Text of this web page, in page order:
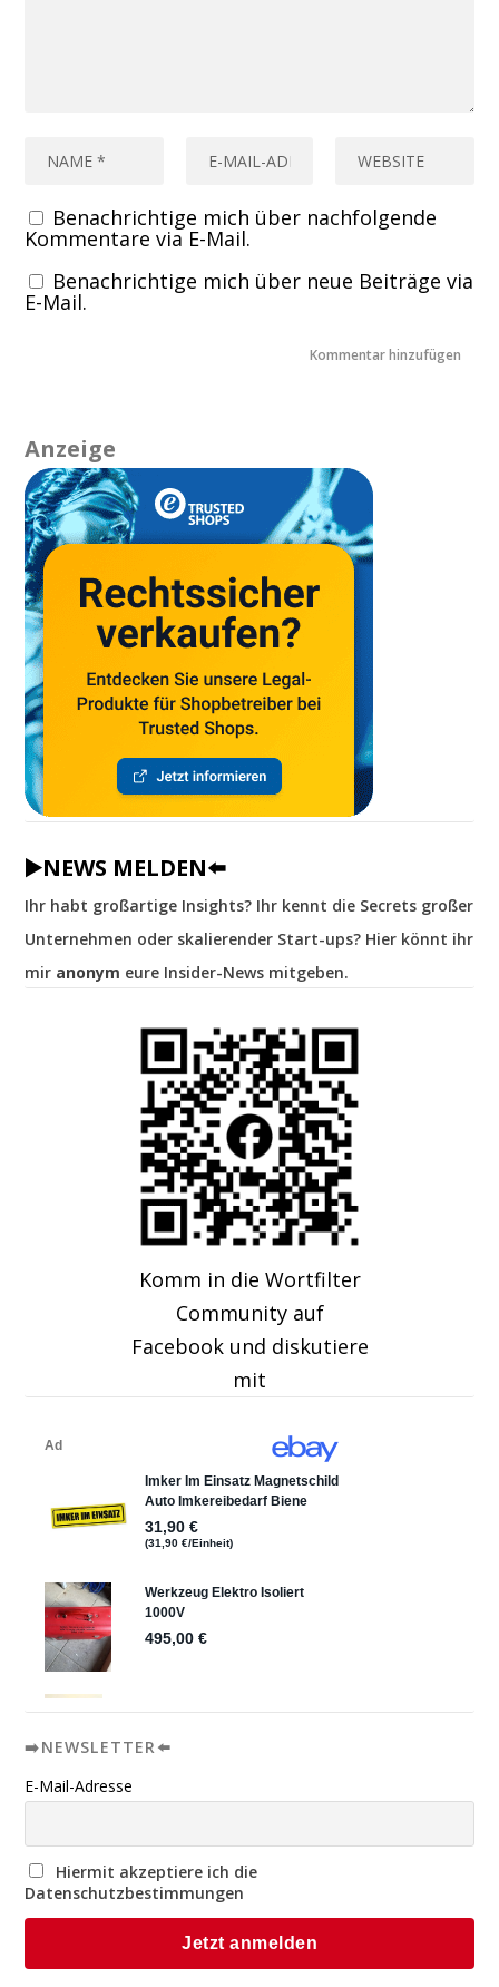
Benachrichtige mich über nachfolgende
Kommentare via E-Mail.
Benachrichtige mich über neue Beiträge via
E-Mail.
Anzeige
▶️NEWS MELDEN⬅️
Ihr habt großartige Insights? Ihr kennt die Secrets großer
Unternehmen oder skalierender Start-ups? Hier könnt ihr
mir anonym eure Insider-News mitgeben.
Komm in die Wortfilter
Community auf
Facebook und diskutiere
mit
➡️NEWSLETTER⬅️
E-Mail-Adresse
Hiermit akzeptiere ich die
Datenschutzbestimmungen